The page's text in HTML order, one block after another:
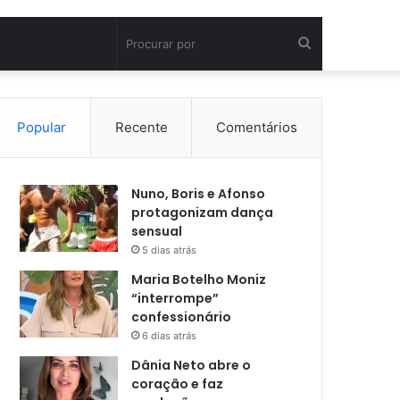
por
Popular Recente Comentários
Nuno, Boris e Afonso
protagonizam dança
sensual
5 dias atrás
Maria Botelho Moniz
“interrompe”
confessionário
6 dias atrás
Dânia Neto abre o
coração e faz